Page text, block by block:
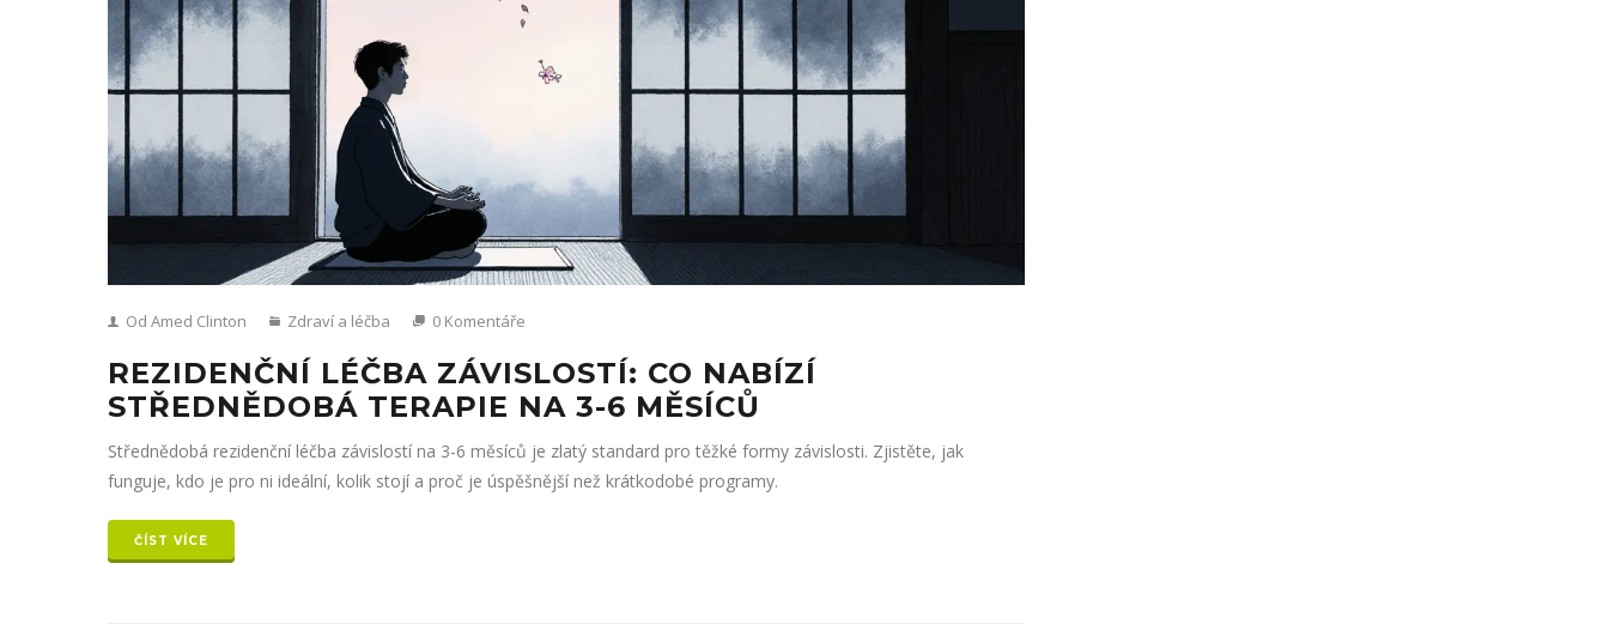
Od Amed Clinton Zdraví a léčba 0 Komentáře
REZIDENČNÍ LÉČBA ZÁVISLOSTÍ: CO NABÍZÍ
STŘEDNĚDOBÁ TERAPIE NA 3-6 MĚSÍCŮ
Střednědobá rezidenční léčba závislostí na 3-6 měsíců je zlatý standard pro těžké formy závislosti. Zjistěte, jak
funguje, kdo je pro ni ideální, kolik stojí a proč je úspěšnější než krátkodobé programy.
ČÍST VÍCE